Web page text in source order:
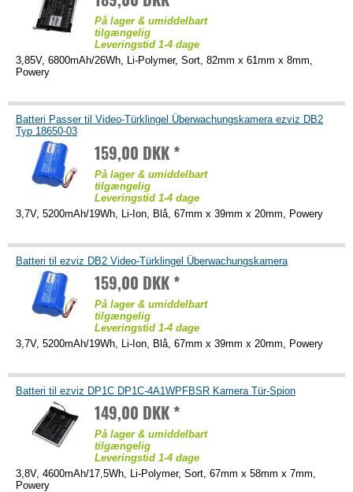
På lager & umiddelbart
tilgængelig
Leveringstid 1-4 dage
3,85V, 6800mAh/26Wh, Li-Polymer, Sort, 82mm x 61mm x 8mm,
Powery
Batteri Passer til Video-Türklingel Überwachungskamera ezviz DB2
Typ 18650-03
159,00 DKK *
På lager & umiddelbart
tilgængelig
Leveringstid 1-4 dage
3,7V, 5200mAh/19Wh, Li-Ion, Blå, 67mm x 39mm x 20mm, Powery
Batteri til ezviz DB2 Video-Türklingel Überwachungskamera
159,00 DKK *
På lager & umiddelbart
tilgængelig
Leveringstid 1-4 dage
3,7V, 5200mAh/19Wh, Li-Ion, Blå, 67mm x 39mm x 20mm, Powery
Batteri til ezviz DP1C DP1C-4A1WPFBSR Kamera Tür-Spion
149,00 DKK *
På lager & umiddelbart
tilgængelig
Leveringstid 1-4 dage
3,8V, 4600mAh/17,5Wh, Li-Polymer, Sort, 67mm x 58mm x 7mm,
Powery